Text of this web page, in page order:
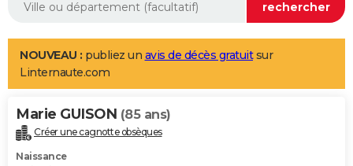
Aménagement intérieur
LIFESTYLE
Art de vivre
Bien-être
Loisirs
Mode
Modes de vie
Alimentation
Guide de la santé
Maladies
Médicaments
Sommeil
VOYAGE
Destinations
City break
Voyage nature
Voyage de noces
Forum
Climat
+PHOTO
NOUVEAU : publiez un avis de décès gratuitsur
Linternaute.com
Marie GUISON (85 ans)
Créer une cagnotte obsèques
Naissance